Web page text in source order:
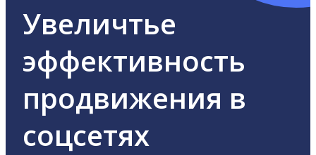
Увеличтье
эффективность
продвижения в
соцсетях